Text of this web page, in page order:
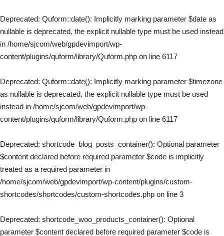
Deprecated: Quform::date(): Implicitly marking parameter $date as
nullable is deprecated, the explicit nullable type must be used instead
in /home/sjcom/web/gpdevimport/wp-
content/plugins/quform/library/Quform.php on line 6117
Deprecated: Quform::date(): Implicitly marking parameter $timezone
as nullable is deprecated, the explicit nullable type must be used
instead in /home/sjcom/web/gpdevimport/wp-
content/plugins/quform/library/Quform.php on line 6117
Deprecated: shortcode_blog_posts_container(): Optional parameter
$content declared before required parameter $code is implicitly
treated as a required parameter in
/home/sjcom/web/gpdevimport/wp-content/plugins/custom-
shortcodes/shortcodes/custom-shortcodes.php on line 3
Deprecated: shortcode_woo_products_container(): Optional
parameter $content declared before required parameter $code is
Découvrir Rolex
Montres Rolex
Savoir-faire horloger
Service
Le monde de Rolex
Nous contacter